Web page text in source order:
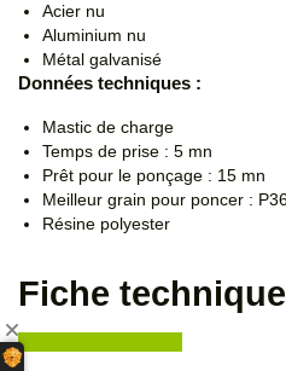
Acier nu
Aluminium nu
Métal galvanisé
Données techniques :
Mastic de charge
Temps de prise : 5 mn
Prêt pour le ponçage : 15 mn
Meilleur grain pour poncer :
Résine polyester
Fiche technique